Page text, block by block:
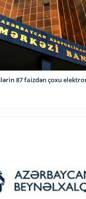
87 faizdən çoxu